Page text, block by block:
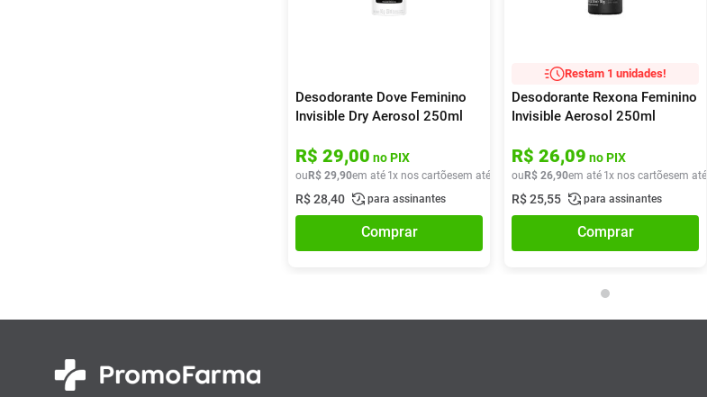
Desodorante Dove Feminino
Invisible Dry Aerosol 250ml
R$ 29,00 no PIX
ouR$ 29,90em até 1x nos cartõesem até x deR$ 29,90
R$28,40 para assinantes
Comprar
Restam 1 unidades!
Desodorante Rexona Feminino
Invisible Aerosol 250ml
R$ 26,09 no PIX
ouR$ 26,90em até 1x nos cartõesem até
R$25,55 para assinantes
Comprar